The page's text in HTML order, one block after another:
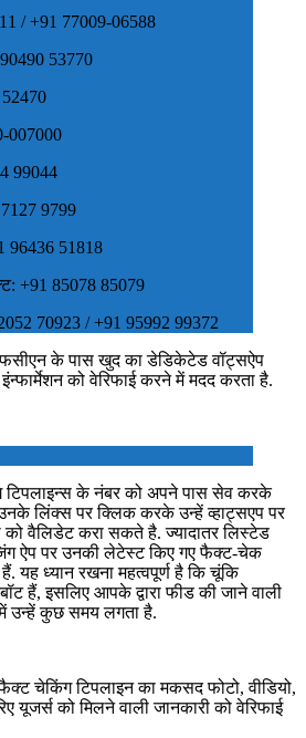
/ +91 77009-06588
53770
007000
99044
9799
96436 51818
+91 85078 85079
70923 / +91 95992 99372
के पास खुद का डेडिकेटेड वॉट्सऐप
को वेरिफाई करने में मदद करता है.
टिपलाइन्स के नंबर को अपने पास सेव करके
लिंक्स पर क्लिक करके उन्हें व्हाट्सएप पर
वैलिडेट करा सकते है. ज्यादातर लिस्टेड
ऐप पर उनकी लेटेस्ट किए गए फैक्ट-चेक
यह ध्यान रखना महत्वपूर्ण है कि चूंकि
हैं, इसलिए आपके द्वारा फीड की जाने वाली
उन्हें कुछ समय लगता है.
चेकिंग टिपलाइन का मकसद फोटो, वीडियो,
को मिलने वाली जानकारी को वेरिफाई